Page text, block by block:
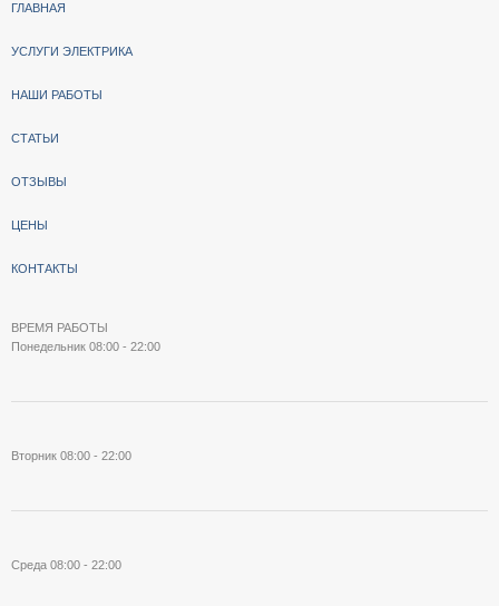
ГЛАВНАЯ
УСЛУГИ ЭЛЕКТРИКА
НАШИ РАБОТЫ
СТАТЬИ
ОТЗЫВЫ
ЦЕНЫ
КОНТАКТЫ
ВРЕМЯ РАБОТЫ
Понедельник 08:00 - 22:00
Вторник 08:00 - 22:00
Среда 08:00 - 22:00